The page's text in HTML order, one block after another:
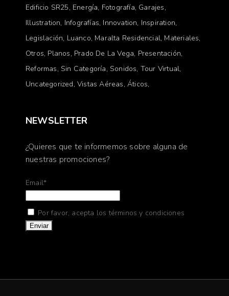
Edificio SR25 Energía Fotografía Garajes
Illustration Infografías Innovation Inspiration
Legislación Luanco Maralta Residencial Materiales
Otros Planos Prado De La Vega Presentación
Reformas Sin Categoría Sonidos Tour Virtual
Uncategorized Vistas Aéreas Áticos
NEWSLETTER
¿Quieres que te informemos sobre alguna de
nuestras promociones?
Email*
Por favor, acepta los términos y condiciones